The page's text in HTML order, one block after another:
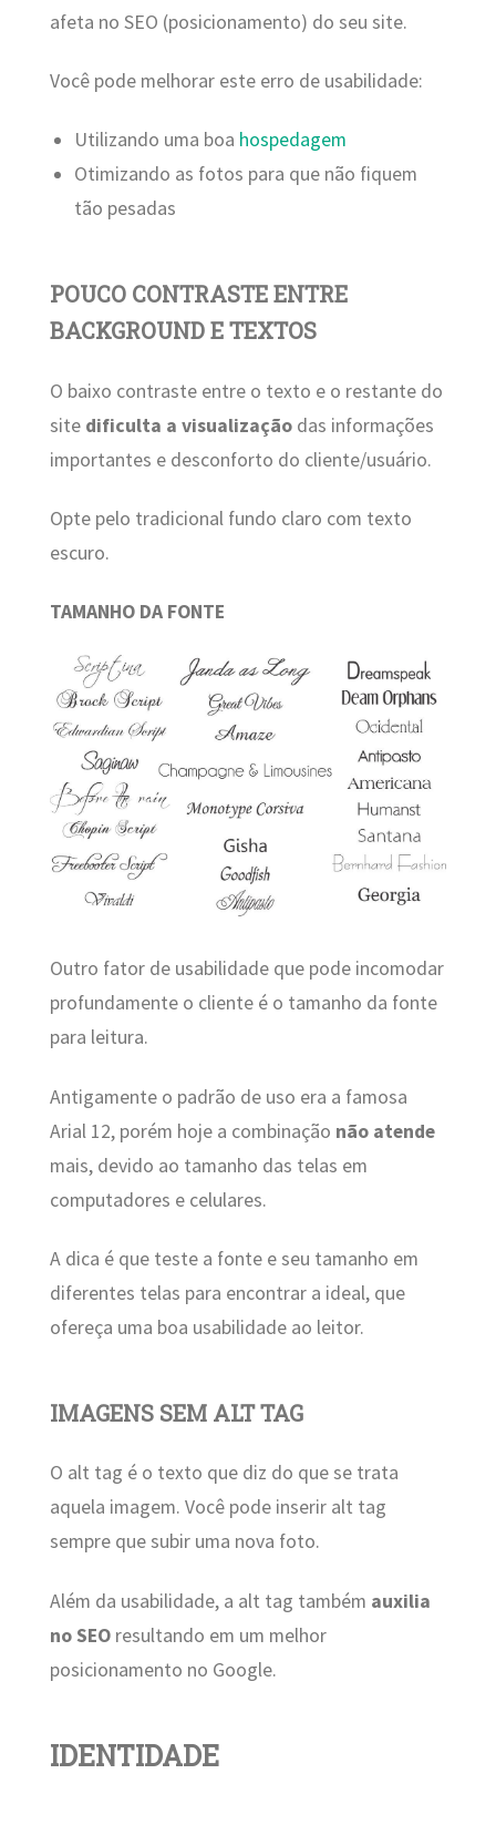
afeta no SEO (posicionamento) do seu site.
Você pode melhorar este erro de usabilidade:
Utilizando uma boa hospedagem
Otimizando as fotos para que não fiquem
tão pesadas
POUCO CONTRASTE ENTRE
BACKGROUND E TEXTOS
O baixo contraste entre o texto e o restante do
site dificulta a visualizaçãodas informações
importantes e desconforto do cliente/usuário.
Opte pelo tradicional fundo claro com texto
escuro.
TAMANHO DA FONTE
Outro fator de usabilidade que pode incomodar
profundamente o cliente é o tamanho da fonte
para leitura.
Antigamente o padrão de uso era a famosa
Arial 12, porém hoje a combinação não atende
mais, devido ao tamanho das telas em
computadores e celulares.
A dica é que teste a fonte e seu tamanho em
diferentes telas para encontrar a ideal, que
ofereça uma boa usabilidade ao leitor.
IMAGENS SEM ALT TAG
O alt tag é o texto que diz do que se trata
aquela imagem. Você pode inserir alt tag
sempre que subir uma nova foto.
Além da usabilidade, a alt tag também auxilia
no SEOresultando em um melhor
posicionamento no Google.
IDENTIDADE